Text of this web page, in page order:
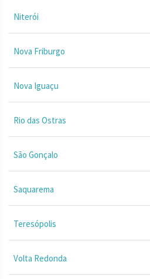
Niterói
Nova Friburgo
Nova Iguaçu
Rio das Ostras
São Gonçalo
Saquarema
Teresópolis
Volta Redonda